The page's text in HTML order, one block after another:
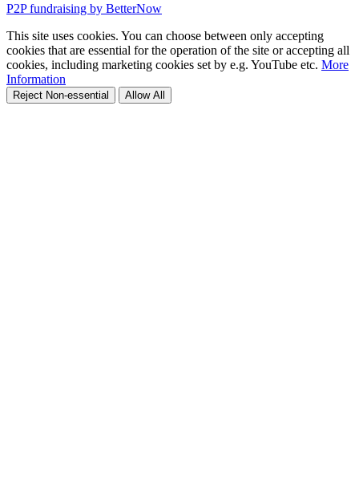
P2P fundraising by BetterNow
This site uses cookies. You can choose between only accepting
cookies that are essential for the operation of the site or accepting all
cookies, including marketing cookies set by e.g. YouTube etc. More
Information
Reject Non-essential Allow All